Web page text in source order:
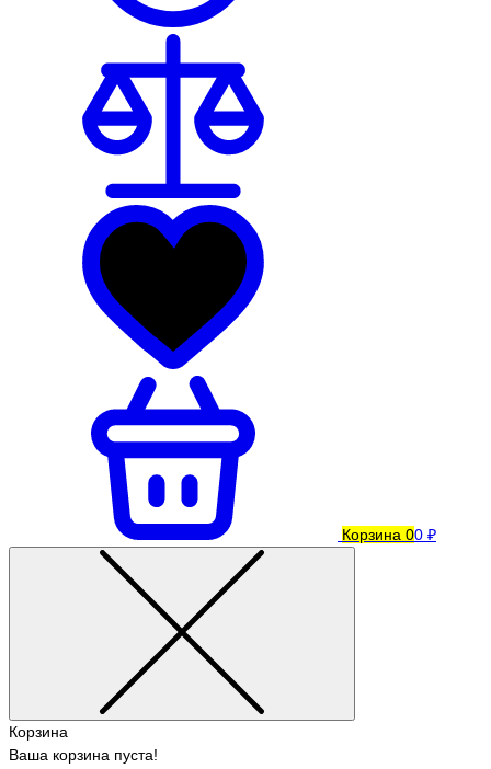
Корзина 00 ₽
Корзина
Ваша корзина пуста!